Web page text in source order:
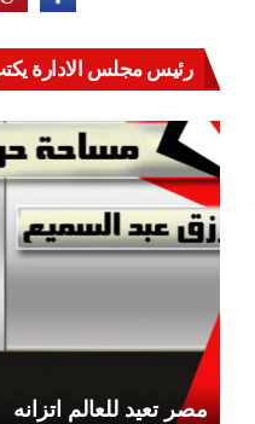
رئيس مجلس الادارة يكتب
مصر تعيد للعالم اتزانه